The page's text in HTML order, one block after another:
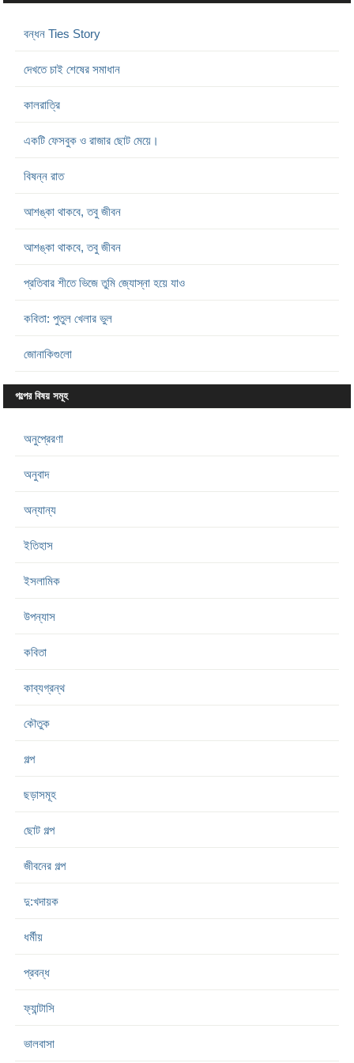
বন্ধন Ties Story
দেখতে চাই শেষের সমাধান
কালরাত্রি
একটি ফেসবুক ও রাজার ছোট মেয়ে।
বিষন্ন রাত
আশঙ্কা থাকবে, তবু জীবন
আশঙ্কা থাকবে, তবু জীবন
প্রতিবার শীতে ভিজে তুমি জ্যোস্না হয়ে যাও
কবিতা: পুতুল খেলার ভুল
জোনাকিগুলো
গল্পের বিষয় সমূহ
অনুপ্রেরণা
অনুবাদ
অন্যান্য
ইতিহাস
ইসলামিক
উপন্যাস
কবিতা
কাব্যগ্রন্থ
কৌতুক
গল্প
ছড়াসমূহ
ছোট গল্প
জীবনের গল্প
দু:খদায়ক
ধর্মীয়
প্রবন্ধ
ফ্যান্টাসি
ভালবাসা